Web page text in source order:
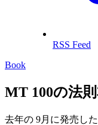
RSS Feed
Book
MT 100の法
去年の 9月に発売し